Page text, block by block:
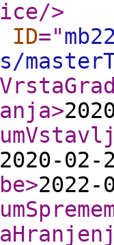
/>
ID="
>
2020-02-
>2022-